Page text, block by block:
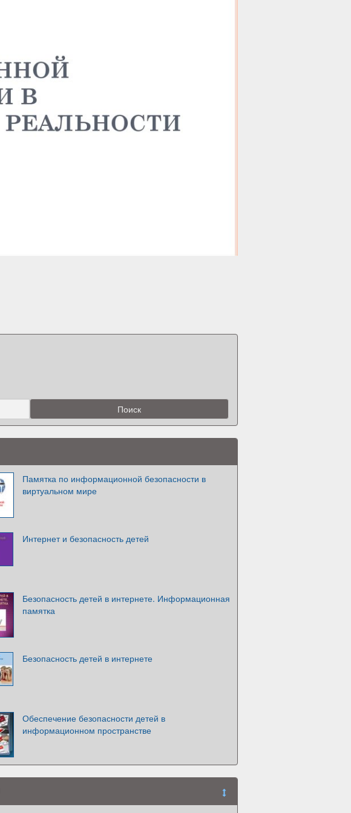
Памятка по информационной безопасности в
виртуальном мире
Интернет и безопасность детей
Безопасность детей в интернете. Информационная
памятка
Безопасность детей в интернете
Обеспечение безопасности детей в
информационном пространстве